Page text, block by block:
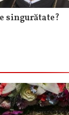
singurătate?